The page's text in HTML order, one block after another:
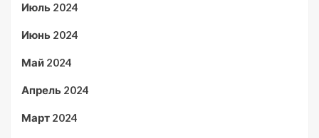
Июль 2024
Июнь 2024
Май 2024
Апрель 2024
Март 2024